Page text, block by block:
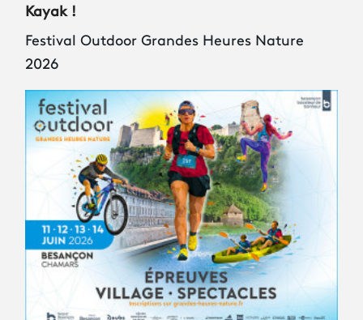
connexion
Avantages fidélité
À votre écoute
Productions et innovation
Kayak !
Festival Outdoor Grandes Heures Nature
2026